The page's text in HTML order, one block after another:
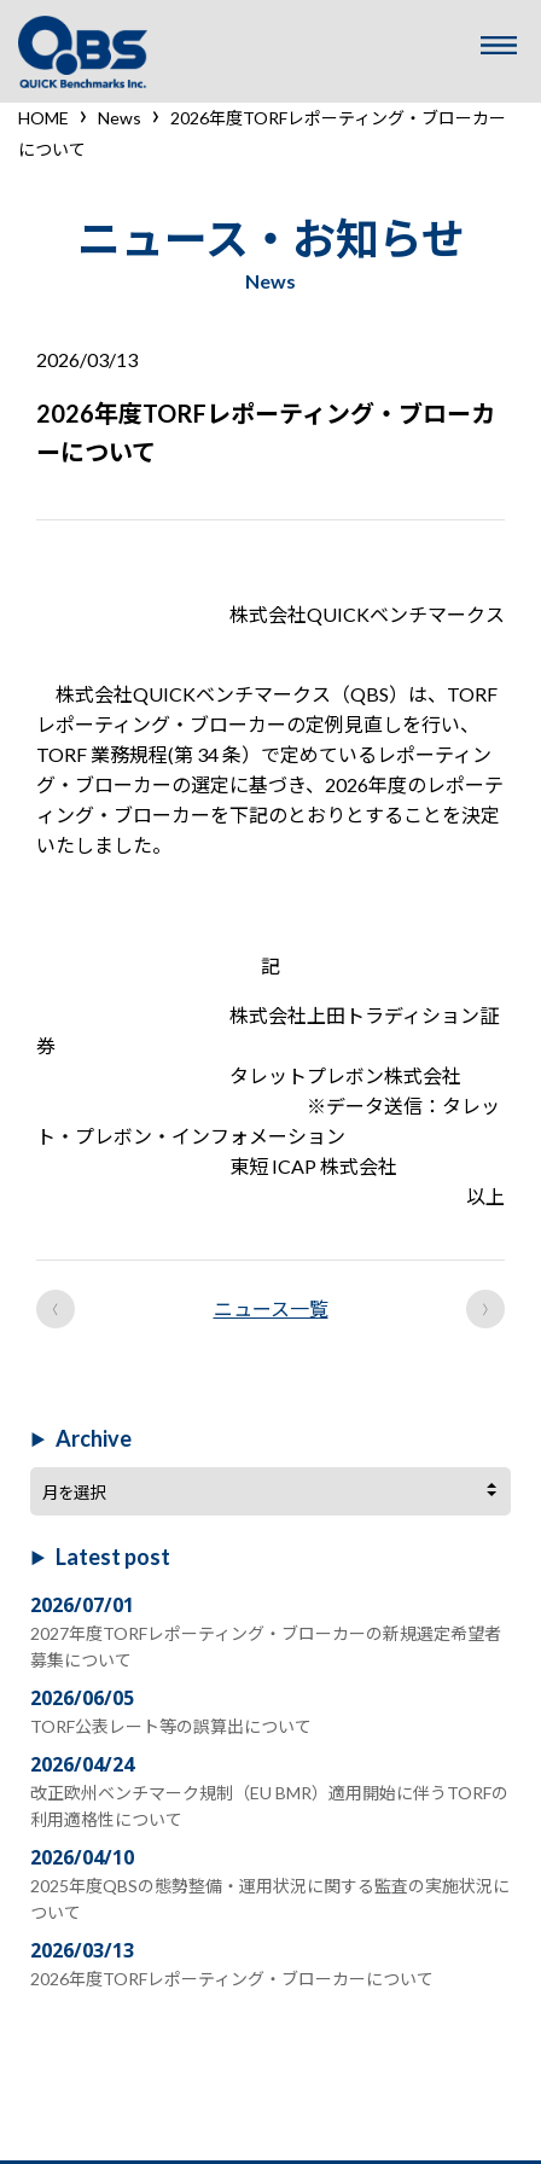
ン
ツ
ッ
プ
HOME › News › 2026年度TORFレポーティング・ブローカー
について
ニュース・お知らせ
News
2026/03/13
2026年度TORFレポーティング・ブローカ
ーについて
株式会社QUICKベンチマークス
株式会社QUICKベンチマークス（QBS）は、TORF
レポーティング・ブローカーの定例見直しを行い、
TORF 業務規程(第 34 条）で定めているレポーティン
グ・ブローカーの選定に基づき、2026年度のレポーテ
ィング・ブローカーを下記のとおりとすることを決定
いたしました。
記
株式会社上田トラディション証
券
タレットプレボン株式会社
※データ送信：タレッ
ト・プレボン・インフォメーション
東短 ICAP 株式会社
以上
‹ ニュース一覧 ›
Archive
Archive
Latest post
2026/07/01
2027年度TORFレポーティング・ブローカーの新規選定希望者
募集について
2026/06/05
TORF公表レート等の誤算出について
2026/04/24
改正欧州ベンチマーク規制（EU BMR）適用開始に伴うTORFの
利用適格性について
2026/04/10
2025年度QBSの態勢整備・運用状況に関する監査の実施状況に
ついて
2026/03/13
2026年度TORFレポーティング・ブローカーについて